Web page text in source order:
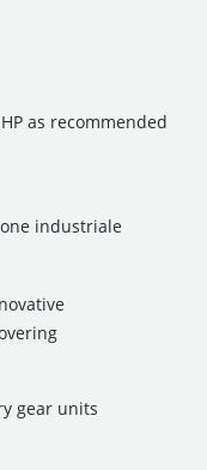
as recommended
industriale
gear units